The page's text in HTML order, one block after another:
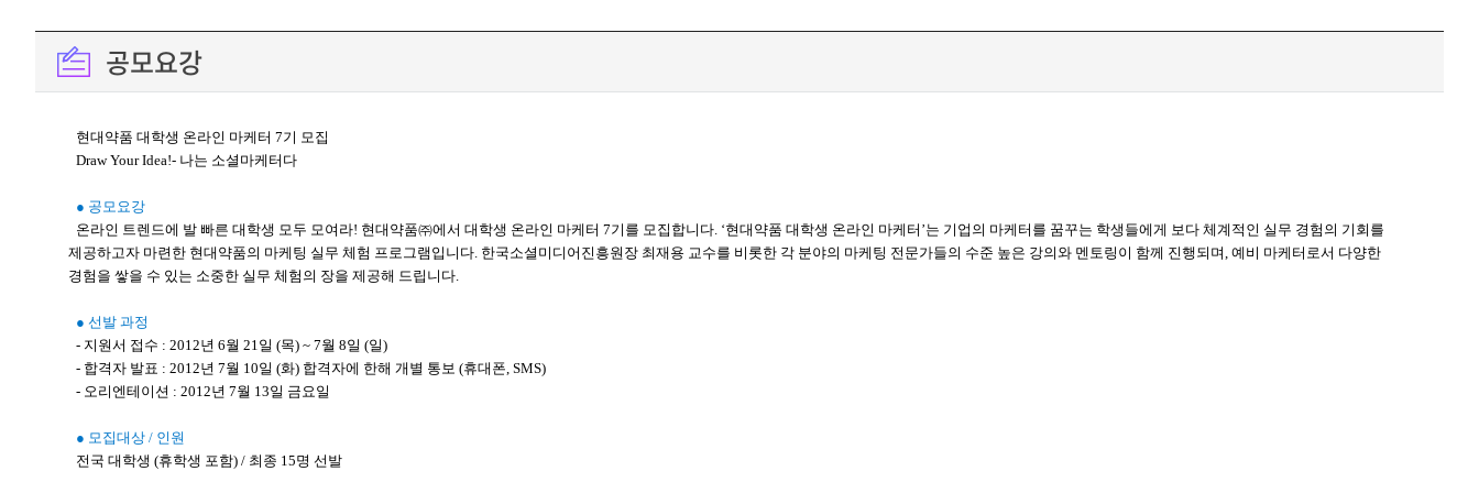
공모요강
현대약품 대학생 온라인 마케터 7기 모집
Draw Your Idea!- 나는 소셜마케터다
● 공모요강
온라인 트렌드에 발 빠른 대학생 모두 모여라! 현대약품㈜에서 대학생 온라인 마케터 7기를 모집합니다. ‘현대약품 대학생 온라인 마케터’는 기업의 마케터를 꿈꾸는 학생들에게 보다 체계적인 실무 경험의 기회를
제공하고자 마련한 현대약품의 마케팅 실무 체험 프로그램입니다. 한국소셜미디어진흥원장 최재용 교수를 비롯한 각 분야의 마케팅 전문가들의 수준 높은 강의와 멘토링이 함께 진행되며, 예비 마케터로서 다양한
경험을 쌓을 수 있는 소중한 실무 체험의 장을 제공해 드립니다.
● 선발 과정
- 지원서 접수 : 2012년 6월 21일 (목) ~ 7월 8일 (일)
- 합격자 발표 : 2012년 7월 10일 (화) 합격자에 한해 개별 통보 (휴대폰, SMS)
- 오리엔테이션 : 2012년 7월 13일 금요일
● 모집대상 / 인원
전국 대학생 (휴학생 포함) / 최종 15명 선발